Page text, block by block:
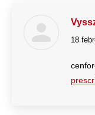
dice:
18